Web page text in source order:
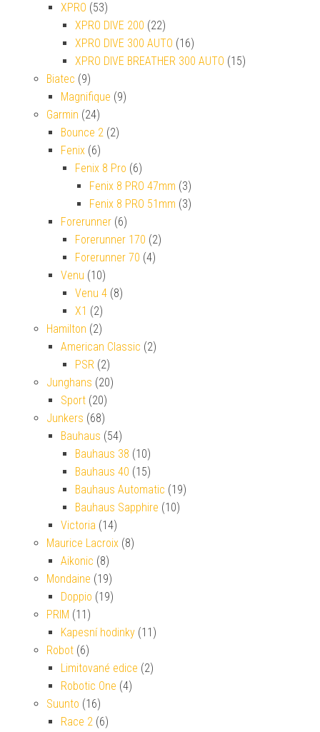
XPRO (53)
XPRO DIVE 200 (22)
XPRO DIVE 300 AUTO (16)
XPRO DIVE BREATHER 300 AUTO (15)
Biatec (9)
Magnifique (9)
Garmin (24)
Bounce 2 (2)
Fenix (6)
Fenix 8 Pro (6)
Fenix 8 PRO 47mm (3)
Fenix 8 PRO 51mm (3)
Forerunner (6)
Forerunner 170 (2)
Forerunner 70 (4)
Venu (10)
Venu 4 (8)
X1 (2)
Hamilton (2)
American Classic (2)
PSR (2)
Junghans (20)
Sport (20)
Junkers (68)
Bauhaus (54)
Bauhaus 38 (10)
Bauhaus 40 (15)
Bauhaus Automatic (19)
Bauhaus Sapphire (10)
Victoria (14)
Maurice Lacroix (8)
Aikonic (8)
Mondaine (19)
Doppio (19)
PRIM (11)
Kapesní hodinky (11)
Robot (6)
Limitované edice (2)
Robotic One (4)
Suunto (16)
Race 2 (6)